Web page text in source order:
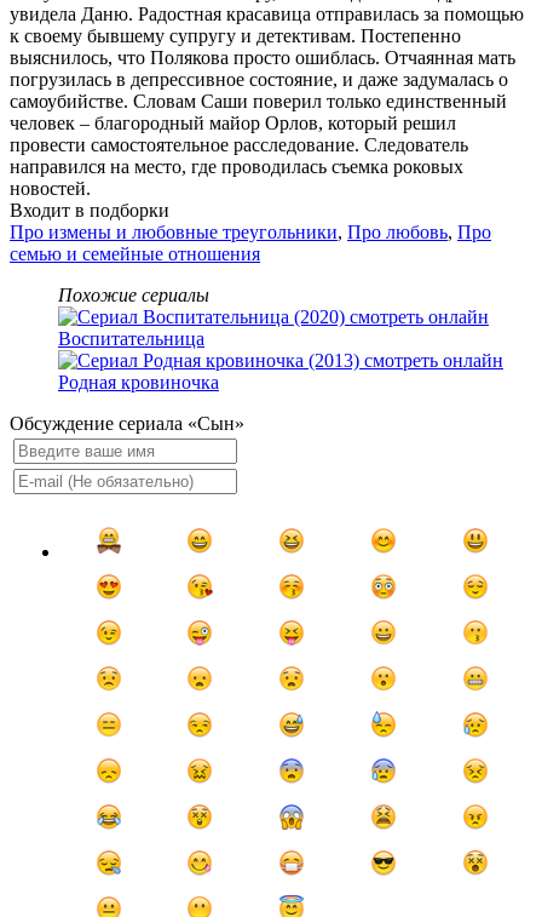
увидела Даню. Радостная красавица отправилась за помощью
к своему бывшему супругу и детективам. Постепенно
выяснилось, что Полякова просто ошиблась. Отчаянная мать
погрузилась в депрессивное состояние, и даже задумалась о
самоубийстве. Словам Саши поверил только единственный
человек – благородный майор Орлов, который решил
провести самостоятельное расследование. Следователь
направился на место, где проводилась съемка роковых
новостей.
Входит в подборки
Про измены и любовные треугольники, Про любовь, Про
семью и семейные отношения
Похожие сериалы
Воспитательница
Родная кровиночка
Обсуждение сериала «Сын»